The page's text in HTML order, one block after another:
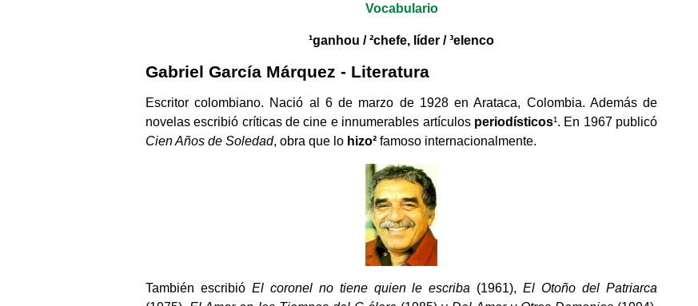
Vocabulario
¹ganhou /²chefe, líder /³elenco
Gabriel García Márquez - Literatura
Escritor colombiano. Nació al 6 de marzo de 1928 en Arataca, Colombia. Además de
novelas escribió críticas de cine e innumerables artículos periodísticos¹. En 1967 publicó
Cien Años de Soledad, obra que lo hizo² famoso internacionalmente.
También escribió El coronel no tiene quien le escriba (1961),El Otoño del Patriarca